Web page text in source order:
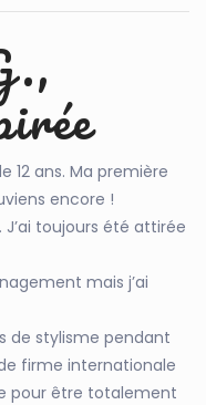
12 ans. Ma première
encore !
toujours été attirée
mais j’ai
de stylisme pendant
firme internationale
pour être totalement